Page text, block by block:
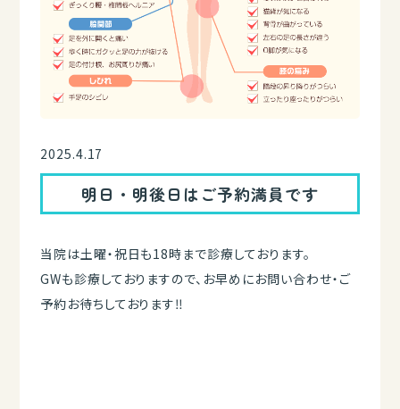
2025.4.17
明日・明後日はご予約満員です
当院は土曜・祝日も18時まで診療しております。
GWも診療しておりますので、お早めにお問い合わせ・ご
予約お待ちしております‼︎